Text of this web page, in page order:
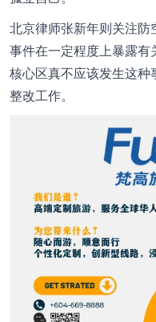
北京律师张新年则关注防
事件在一定程度上暴露有
核心区真不应该发生这种
整改工作。